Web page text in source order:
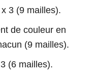
3 (9 mailles).
de couleur en
(9 mailles).
(6 mailles).